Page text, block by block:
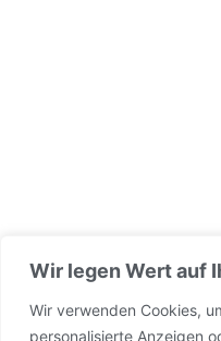
Wir legen Wert auf
Wir verwenden Cookies,
personalisierte Anzeigen